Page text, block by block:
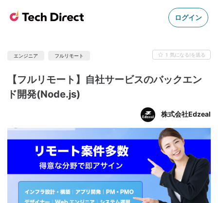
ログイン
エンジニア フルリモート 1 気になる!を送る
【フルリモート】自社サービスのバックエン
ド開発(Node.js)
株式会社Edzeal